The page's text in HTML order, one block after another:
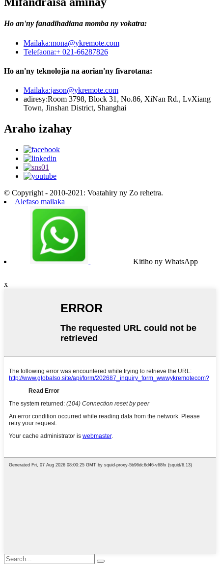
Ho an'ny fanadihadiana momba ny vokatra:
Mailaka:mona@ykremote.com
Telefaona:+ 021-66287826
Ho an'ny teknolojia na aorian'ny fivarotana:
Mailaka:jason@ykremote.com
adiresy:Room 3798, Block 31, No.86, XiNan Rd., LvXiang
Town, Jinshan District, Shanghai
Araho izahay
© Copyright - 2010-2021: Voatahiry ny Zo rehetra.
Alefaso mailaka
Kitiho ny WhatsApp
x